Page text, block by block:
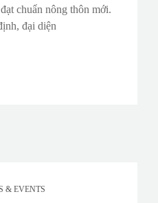
chuẩn nông thôn mới.
đại diện
& EVENTS